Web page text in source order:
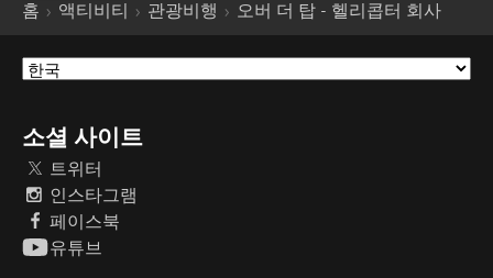
홈
액티비티 관광비행 오버 더 탑 - 헬리콥터 회사
소셜 사이트
트위터
인스타그램
페이스북
유튜브